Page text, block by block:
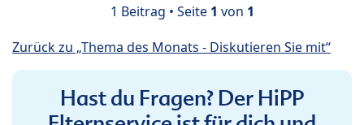
1 Beitrag • Seite 1 von 1
Zurück zu „Thema des Monats - Diskutieren Sie mit“
Hast du Fragen? Der HiPP